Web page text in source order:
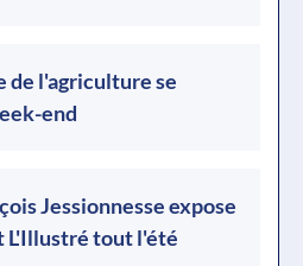
de l'agriculture se
end
Jessionnesse expose
L'Illustré tout l'été